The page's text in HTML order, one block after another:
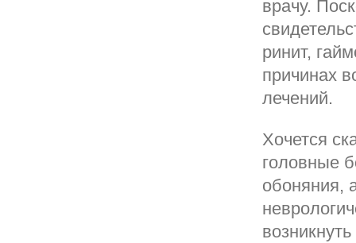
врачу.
ринит,
причинах
лечений.
Хочется
головные
обоняния,